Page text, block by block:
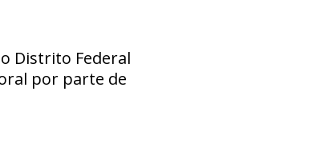
Distrito Federal
por parte de